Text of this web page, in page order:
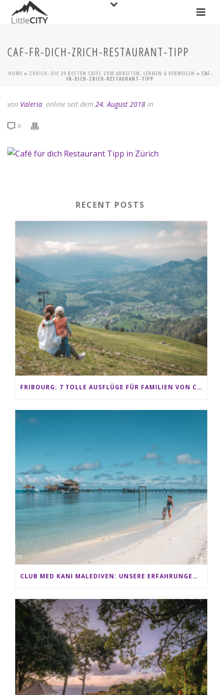
CAF-FR-DICH-ZRICH-RESTAURANT-TIPP
HOME » ZÜRICH: DIE 29 BESTEN CAFÉS ZUM ARBEITEN, LERNEN & VERWEILEN » CAF-
FR-DICH-ZRICH-RESTAURANT-TIPP
von Valeria online seit dem 24. August 2018 in
0
RECENT POSTS
FRIBOURG: 7 TOLLE AUSFLÜGE FÜR FAMILIEN VON CHARMEY BIS LES PACCOTS
CLUB MED KANI MALEDIVEN: UNSERE ERFAHRUNGEN IM ALL-INCLUSIVE PARADIES